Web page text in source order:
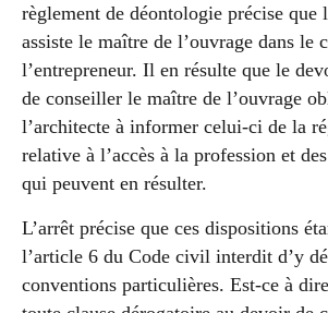
règlement de déontologie précise que
assiste le maître de l’ouvrage dans le
l’entrepreneur. Il en résulte que le
de conseiller le maître de l’ouvrage
l’architecte à informer celui-ci de la
relative à l’accès à la profession et
qui peuvent en résulter.
L’arrêt précise que ces dispositions
l’article 6 du Code civil interdit d’y
conventions particulières. Est-ce à